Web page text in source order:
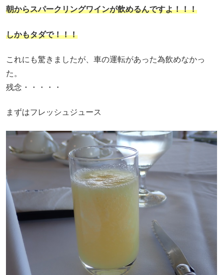
朝からスパークリングワインが飲めるんですよ！！！
しかもタダで！！！
これにも驚きましたが、車の運転があった為飲めなかっ
た。
残念・・・・・
まずはフレッシュジュース